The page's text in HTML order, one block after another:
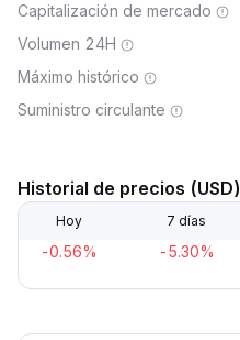
Capitalización de mercado
Volumen 24H
Máximo histórico
Suministro circulante
Historial de precios (USD)
Hoy 7 días
-0.56% -5.30%